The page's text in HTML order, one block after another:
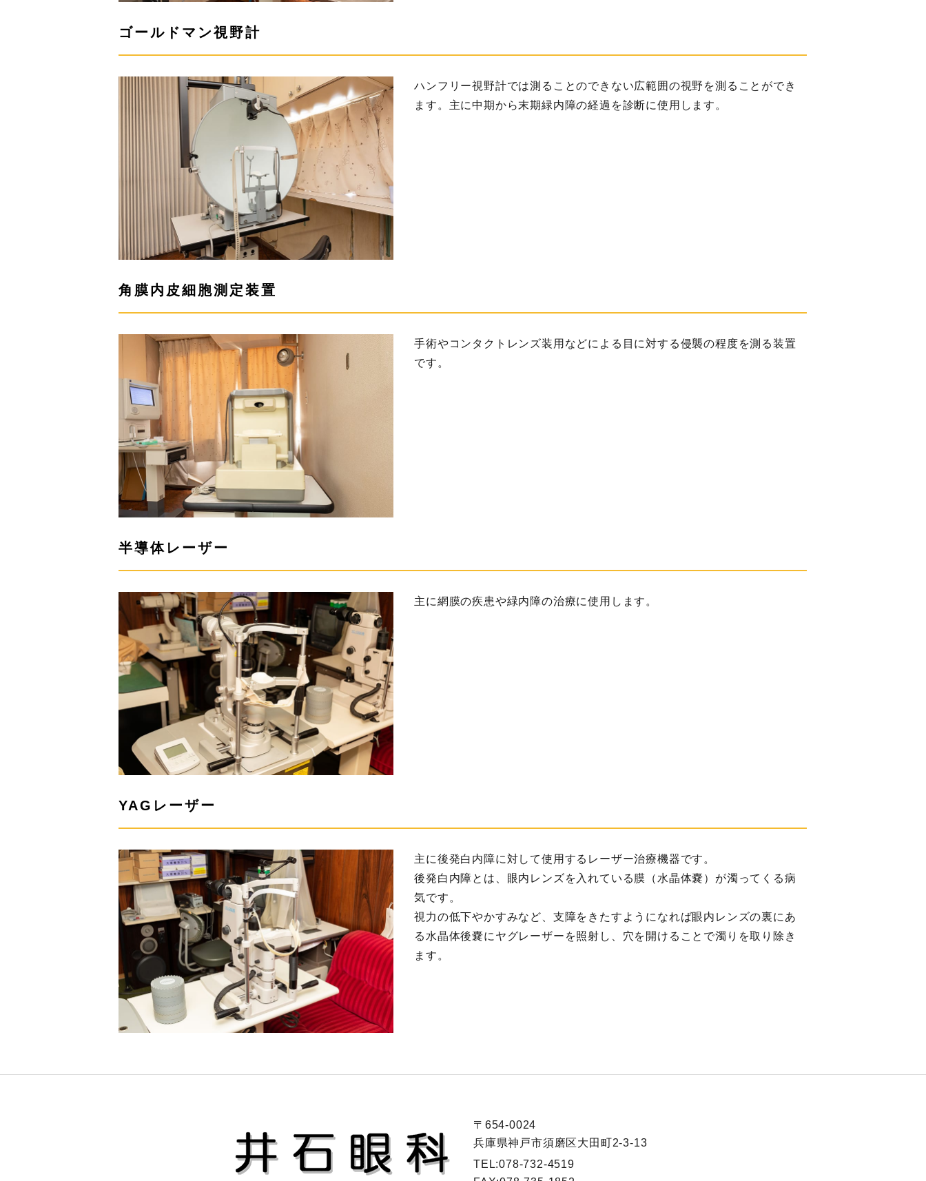
ゴールドマン視野計
ハンフリー視野計では測ることのできない広範囲の視野を測ることができ
ます。主に中期から末期緑内障の経過を診断に使用します。
角膜内皮細胞測定装置
手術やコンタクトレンズ装用などによる目に対する侵襲の程度を測る装置
です。
半導体レーザー
主に網膜の疾患や緑内障の治療に使用します。
YAGレーザー
主に後発白内障に対して使用するレーザー治療機器です。
後発白内障とは、眼内レンズを入れている膜（水晶体嚢）が濁ってくる病
気です。
視力の低下やかすみなど、支障をきたすようになれば眼内レンズの裏にあ
る水晶体後嚢にヤグレーザーを照射し、穴を開けることで濁りを取り除き
ます。
〒654-0024
兵庫県神戸市須磨区大田町2-3-13
TEL:078-732-4519